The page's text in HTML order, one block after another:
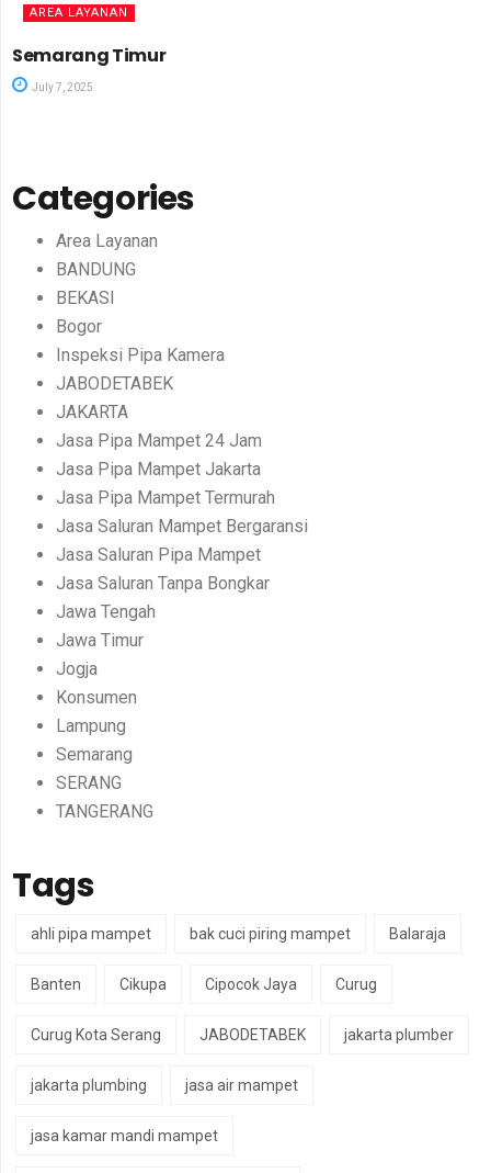
AREA LAYANAN
Semarang Timur
July 7, 2025
Categories
Area Layanan
BANDUNG
BEKASI
Bogor
Inspeksi Pipa Kamera
JABODETABEK
JAKARTA
Jasa Pipa Mampet 24 Jam
Jasa Pipa Mampet Jakarta
Jasa Pipa Mampet Termurah
Jasa Saluran Mampet Bergaransi
Jasa Saluran Pipa Mampet
Jasa Saluran Tanpa Bongkar
Jawa Tengah
Jawa Timur
Jogja
Konsumen
Lampung
Semarang
SERANG
TANGERANG
Tags
ahli pipa mampet bak cuci piring mampet Balaraja
Banten Cikupa Cipocok Jaya Curug
Curug Kota Serang JABODETABEK jakarta plumber
jakarta plumbing jasa air mampet
jasa kamar mandi mampet